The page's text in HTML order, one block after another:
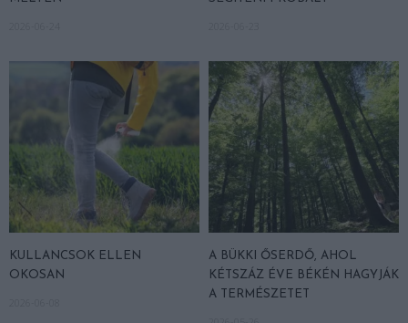
KULLANCSOK ELLEN
OKOSAN
A BÜKKI ŐSERDŐ, AHOL
KÉTSZÁZ ÉVE BÉKÉN HAGYJÁK
A TERMÉSZETET